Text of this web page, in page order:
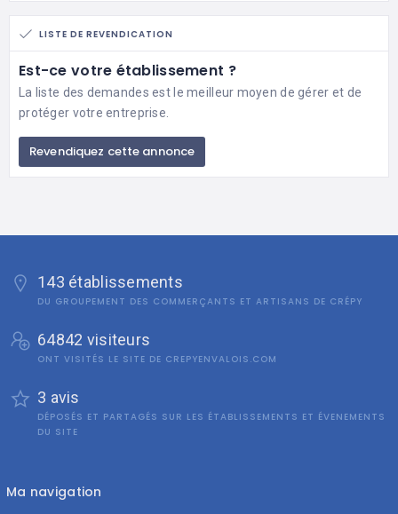
LISTE DE REVENDICATION
Est-ce votre établissement ?
La liste des demandes est le meilleur moyen de gérer et de
protéger votre entreprise.
Revendiquez cette annonce
143 établissements
DU GROUPEMENT DES COMMERÇANTS ET ARTISANS DE CRÉPY
64842 visiteurs
ONT VISITÉS LE SITE DE CREPYENVALOIS.COM
3 avis
DÉPOSÉS ET PARTAGÉS SUR LES ÉTABLISSEMENTS ET ÉVENEMENTS
DU SITE
Ma navigation